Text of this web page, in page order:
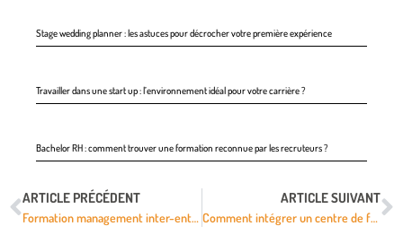
Stage wedding planner : les astuces pour décrocher votre première expérience
Travailler dans une start up : l’environnement idéal pour votre carrière ?
Bachelor RH : comment trouver une formation reconnue par les recruteurs ?
ARTICLE PRÉCÉDENT
Formation management inter-entreprises : bénéficier de solutions pratiques et efficaces
ARTICLE SUIVANT
Comment intégrer un centre de formation d’apprentis (CFA) ?